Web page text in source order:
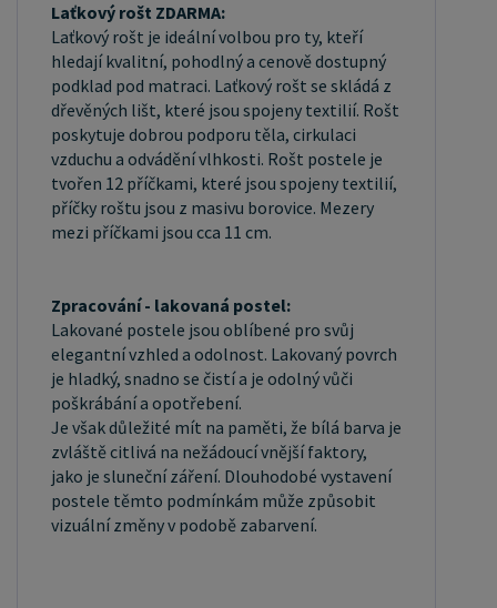
Laťkový rošt ZDARMA:
Laťkový rošt je ideální volbou pro ty, kteří
hledají kvalitní, pohodlný a cenově dostupný
podklad pod matraci. Laťkový rošt se skládá z
dřevěných lišt, které jsou spojeny textilií. Rošt
poskytuje dobrou podporu těla, cirkulaci
vzduchu a odvádění vlhkosti. Rošt postele je
tvořen 12 příčkami, které jsou spojeny textilií,
příčky roštu jsou z masivu borovice. Mezery
mezi příčkami jsou cca 11 cm.
Zpracování - lakovaná postel:
Lakované postele jsou oblíbené pro svůj
elegantní vzhled a odolnost. Lakovaný povrch
je hladký, snadno se čistí a je odolný vůči
poškrábání a opotřebení.
Je však důležité mít na paměti, že bílá barva je
zvláště citlivá na nežádoucí vnější faktory,
jako je sluneční záření. Dlouhodobé vystavení
postele těmto podmínkám může způsobit
vizuální změny v podobě zabarvení.